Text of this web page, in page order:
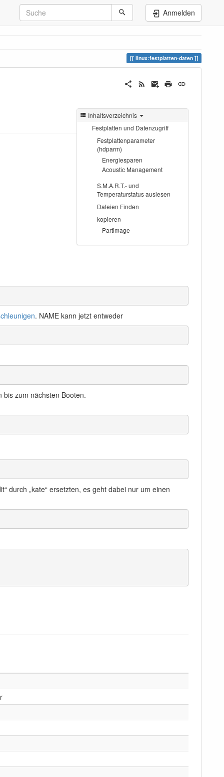
Anmelden
linux:festplatten-daten
Inhaltsverzeichnis
Festplatten und Datenzugriff
Festplattenparameter
(hdparm)
Energiesparen
Acoustic Management
S.M.A.R.T.- und
Temperaturstatus auslesen
Dateien Finden
kopieren
Partimage
. NAME kann jetzt entweder
zum nächsten Booten.
durch „kate“ ersetzten, es geht dabei nur um einen